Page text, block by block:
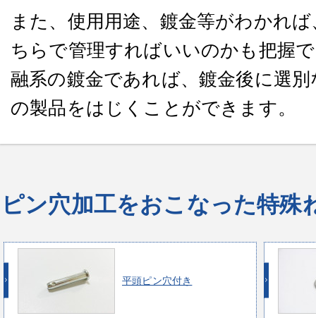
また、使用用途、鍍金等がわかれ
ちらで管理すればいいのかも把握
融系の鍍金であれば、鍍金後に選
の製品をはじくことができます。
ピン穴加工をおこなった特殊
平頭ピン穴付き